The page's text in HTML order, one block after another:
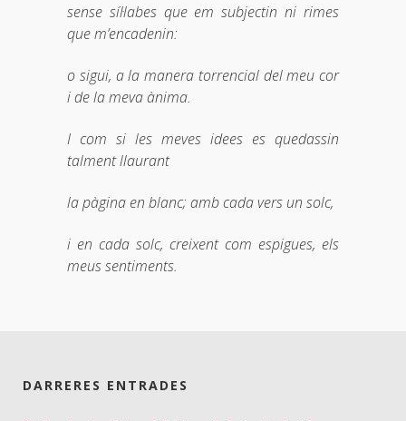
sense síl·labes que em subjectin ni rimes
que m’encadenin:
o sigui, a la manera torrencial del meu cor
i de la meva ànima.
I com si les meves idees es quedassin
talment llaurant
la pàgina en blanc; amb cada vers un solc,
i en cada solc, creixent com espigues, els
meus sentiments.
DARRERES ENTRADES